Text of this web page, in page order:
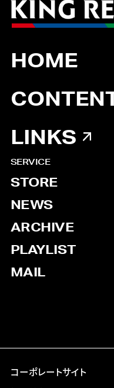
HOME
LINKS
SERVICE
STORE
NEWS
ARCHIVE
PLAYLIST
MAIL
コーポレートサイト